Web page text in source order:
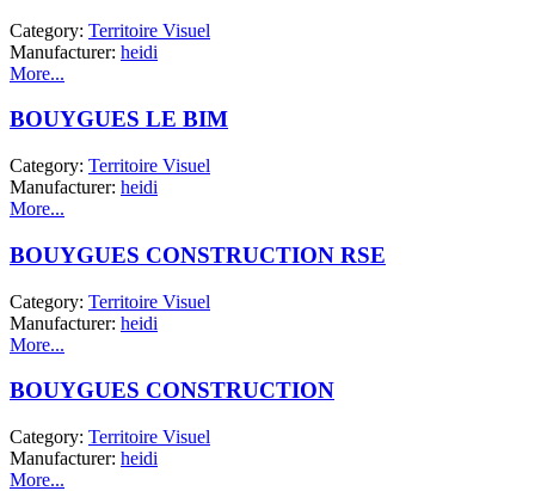
Category: Territoire Visuel
Manufacturer: heidi
More...
BOUYGUES LE BIM
Category: Territoire Visuel
Manufacturer: heidi
More...
BOUYGUES CONSTRUCTION RSE
Category: Territoire Visuel
Manufacturer: heidi
More...
BOUYGUES CONSTRUCTION
Category: Territoire Visuel
Manufacturer: heidi
More...